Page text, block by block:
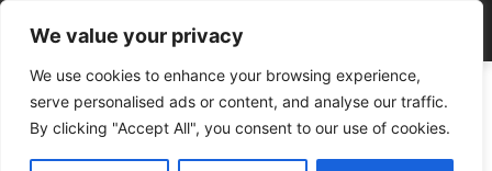
We value your privacy
We use cookies to enhance your browsing experience,
serve personalised ads or content, and analyse our traffic.
By clicking "Accept All", you consent to our use of cookies.
Home TOP NEWS
Συγκλονιστικό βίντεο: Δεκάδες φορτηγά έξω από
το σπίτι του μικρού Άγγελου που...